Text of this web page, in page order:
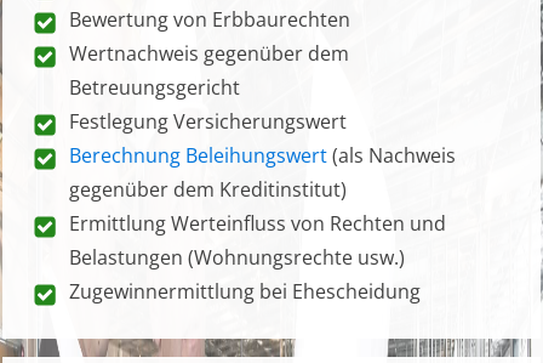
Bewertung von Erbbaurechten
Wertnachweis gegenüber dem
Betreuungsgericht
Festlegung Versicherungswert
Berechnung Beleihungswert(als Nachweis
gegenüber dem Kreditinstitut)
Ermittlung Werteinfluss von Rechten und
Belastungen (Wohnungsrechte usw.)
Zugewinnermittlung bei Ehescheidung